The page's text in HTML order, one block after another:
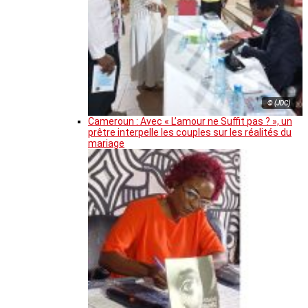
© (JDC)
Cameroun : Avec « L’amour ne Suffit pas ? », un
prêtre interpelle les couples sur les réalités du
mariage